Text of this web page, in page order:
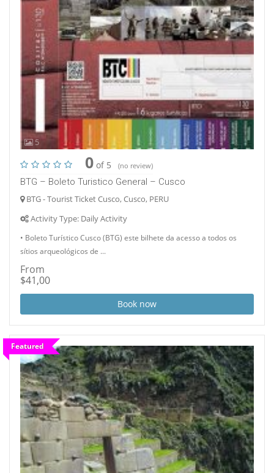
5
0 of 5 (no review)
BTG – Boleto Turistico General – Cusco
BTG - Tourist Ticket Cusco, Cusco, PERU
Activity Type: Daily Activity
• Boleto Turístico Cusco (BTG) este bilhete da acesso a todos os
sítios arqueológicos de ...
From
$41,00
Book now
Featured